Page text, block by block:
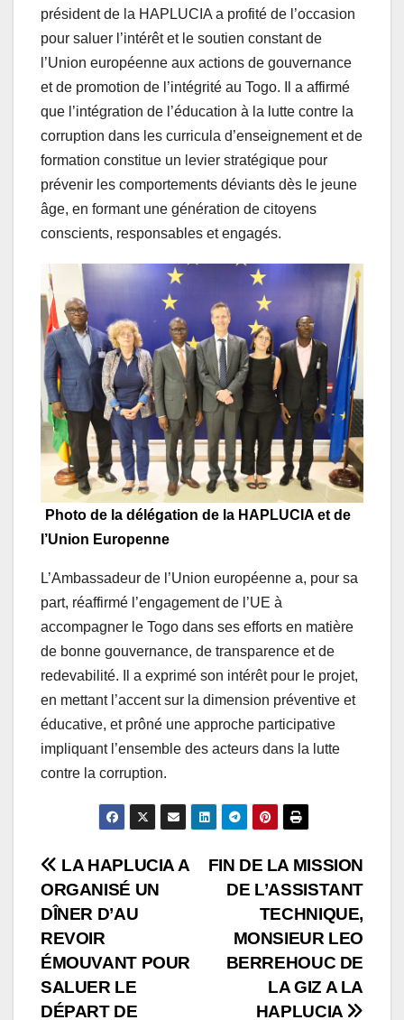
pour saluer l’intérêt et le soutien constant de
l’Union européenne aux actions de gouvernance
et de promotion de l’intégrité au Togo. Il a affirmé
que l’intégration de l’éducation à la lutte contre la
corruption dans les curricula d’enseignement et de
formation constitue un levier stratégique pour
prévenir les comportements déviants dès le jeune
âge, en formant une génération de citoyens
conscients, responsables et engagés.
Photo de la délégation de la HAPLUCIA et de
l’Union Europenne
part, réaffirmé l’engagement de l’UE à
accompagner le Togo dans ses efforts en matière
de bonne gouvernance, de transparence et de
redevabilité. Il a exprimé son intérêt pour le projet,
en mettant l’accent sur la dimension préventive et
éducative, et prôné une approche participative
impliquant l’ensemble des acteurs dans la lutte
contre la corruption.
Navigation
de
l’article
DE L’ASSISTANT
TECHNIQUE,
MONSIEUR LEO
BERREHOUC DE
LA GIZ A LA
HAPLUCIA
ORGANISÉ UN
DÎNER D’AU
REVOIR
ÉMOUVANT POUR
SALUER LE
DÉPART DE
L’ASSISTANT